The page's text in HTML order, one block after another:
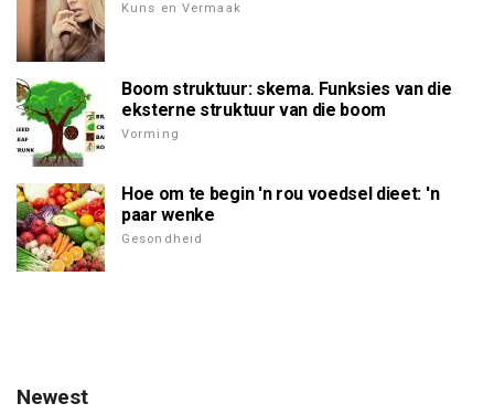
Kuns en Vermaak
Boom struktuur: skema. Funksies van die
eksterne struktuur van die boom
Vorming
Hoe om te begin 'n rou voedsel dieet: 'n
paar wenke
Gesondheid
Newest